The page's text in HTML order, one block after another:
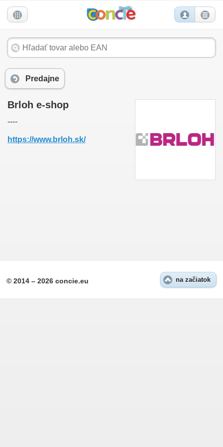
Predajne
Brloh e-shop
----
https://www.brloh.sk/
na začiatok
© 2014 – 2026 concie.eu